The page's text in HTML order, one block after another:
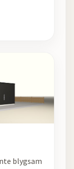
blygsam